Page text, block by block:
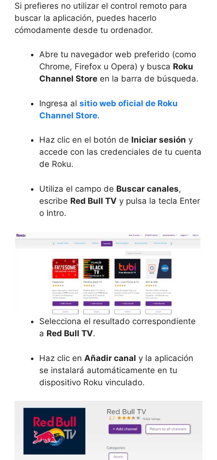
Si prefieres no utilizar el control remoto para
buscar la aplicación, puedes hacerlo
cómodamente desde tu ordenador.
Abre tu navegador web preferido (como
Chrome, Firefox u Opera) y busca Roku
Channel Store en la barra de búsqueda.
Ingresa al sitio web oficial de Roku
Channel Store.
Haz clic en el botón de Iniciar sesión y
accede con las credenciales de tu cuenta
de Roku.
Utiliza el campo de Buscar canales,
escribe Red Bull TV y pulsa la tecla Enter
o Intro.
Selecciona el resultado correspondiente
a Red Bull TV.
Haz clic en Añadir canal y la aplicación
se instalará automáticamente en tu
dispositivo Roku vinculado.